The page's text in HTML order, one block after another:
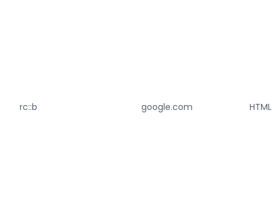
rc::b google.com HTML